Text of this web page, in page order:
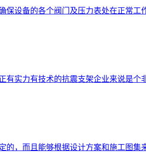
保设备的各个阀门及压力表处在正常
有实力有技术的抗震支架企业来说是
的，而且能够根据设计方案和施工图